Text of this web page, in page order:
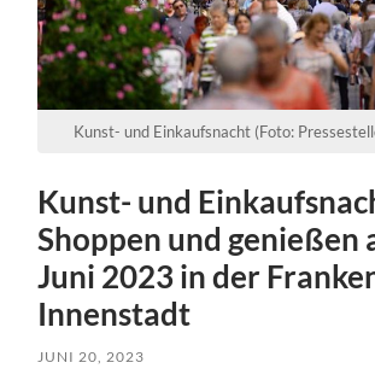
Kunst- und Einkaufsnacht (Foto:
Kunst- und
Shoppen und genießen
Juni 2023 in der
Innenstadt
JUNI 20, 2023